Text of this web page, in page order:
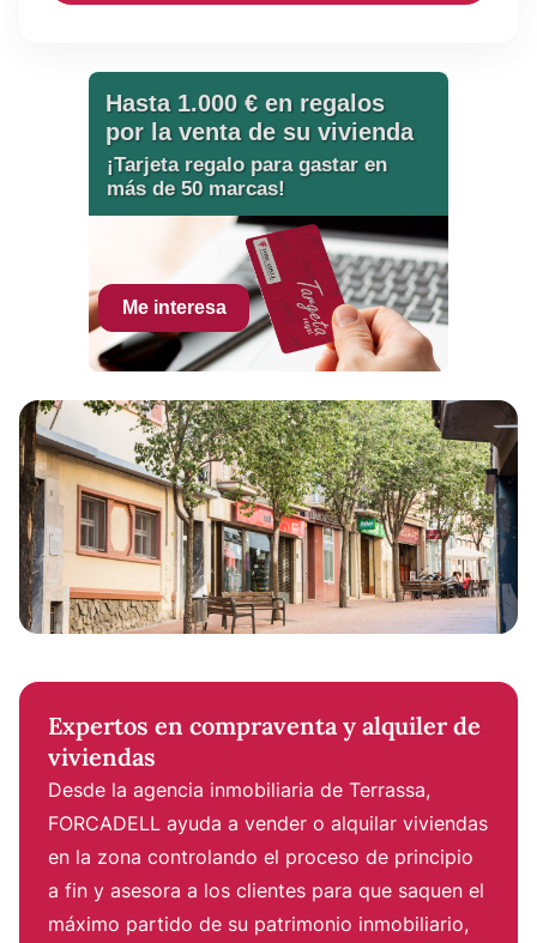
Expertos en compraventa y alquiler de
viviendas
Desde la agencia inmobiliaria de Terrassa,
FORCADELL ayuda a vender o alquilar viviendas
en la zona controlando el proceso de principio
a fin y asesora a los clientes para que saquen el
máximo partido de su patrimonio inmobiliario,